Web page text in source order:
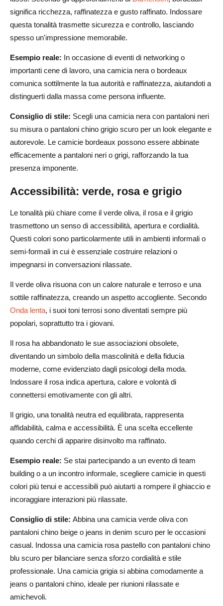
significa ricchezza, raffinatezza e gusto raffinato. Indossare
questa tonalità trasmette sicurezza e controllo, lasciando
spesso un'impressione memorabile.
Esempio reale: In occasione di eventi di networking o
importanti cene di lavoro, una camicia nera o bordeaux
comunica sottilmente la tua autorità e raffinatezza, aiutandoti a
distinguerti dalla massa come persona influente.
Consiglio di stile: Scegli una camicia nera con pantaloni neri
su misura o pantaloni chino grigio scuro per un look elegante e
autorevole. Le camicie bordeaux possono essere abbinate
efficacemente a pantaloni neri o grigi, rafforzando la tua
presenza imponente.
Accessibilità: verde, rosa e grigio
Le tonalità più chiare come il verde oliva, il rosa e il grigio
trasmettono un senso di accessibilità, apertura e cordialità.
Questi colori sono particolarmente utili in ambienti informali o
semi-formali in cui è essenziale costruire relazioni o
impegnarsi in conversazioni rilassate.
Il verde oliva risuona con un calore naturale e terroso e una
sottile raffinatezza, creando un aspetto accogliente. Secondo
Onda lenta, i suoi toni terrosi sono diventati sempre più
popolari, soprattutto tra i giovani.
Il rosa ha abbandonato le sue associazioni obsolete,
diventando un simbolo della mascolinità e della fiducia
moderne, come evidenziato dagli psicologi della moda.
Indossare il rosa indica apertura, calore e volontà di
connettersi emotivamente con gli altri.
Il grigio, una tonalità neutra ed equilibrata, rappresenta
affidabilità, calma e accessibilità. È una scelta eccellente
quando cerchi di apparire disinvolto ma raffinato.
Esempio reale: Se stai partecipando a un evento di team
building o a un incontro informale, scegliere camicie in questi
colori più tenui e accessibili può aiutarti a rompere il ghiaccio e
incoraggiare interazioni più rilassate.
Consiglio di stile: Abbina una camicia verde oliva con
pantaloni chino beige o jeans in denim scuro per le occasioni
casual. Indossa una camicia rosa pastello con pantaloni chino
blu scuro per bilanciare senza sforzo cordialità e stile
professionale. Una camicia grigia si abbina comodamente a
jeans o pantaloni chino, ideale per riunioni rilassate e
amichevoli.